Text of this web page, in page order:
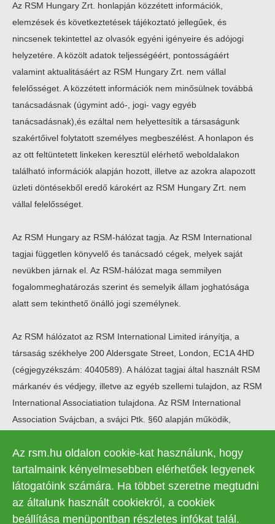
Az RSM Hungary Zrt. honlapján közzétett információk,
elemzések és következtetések tájékoztató jellegűek, és
nincsenek tekintettel az olvasók egyéni igényeire és adójogi
helyzetére. A közölt adatok teljességéért, pontosságáért
valamint aktualitásáért az RSM Hungary Zrt. nem vállal
felelősséget. A közzétett információk nem minősülnek továbbá
tanácsadásnak (úgymint adó-, jogi- vagy egyéb
tanácsadásnak),és ezáltal nem helyettesítik a társaságunk
szakértőivel folytatott személyes megbeszélést. A honlapon és
az ott feltüntetett linkeken keresztül elérhető weboldalakon
található információk alapján hozott, illetve az azokra alapozott
üzleti döntésekből eredő károkért az RSM Hungary Zrt. nem
vállal felelősséget.
Az RSM Hungary az RSM-hálózat tagja. Az RSM International
tagjai független könyvelő és tanácsadó cégek, melyek saját
nevükben járnak el. Az RSM-hálózat maga semmilyen
fogalommeghatározás szerint és semelyik állam joghatósága
alatt sem tekinthető önálló jogi személynek.
Az RSM hálózatot az RSM International Limited irányítja, a
társaság székhelye 200 Aldersgate Street, London, EC1A 4HD
(cégjegyzékszám: 4040589). A hálózat tagjai által használt RSM
márkanév és védjegy, illetve az egyéb szellemi tulajdon, az RSM
International Associatiation tulajdona. Az RSM International
Association Svájcban, a svájci Ptk. §60 alapján működik,
© 2026 RSM Hungary Zrt. | Minden jog fenntartva
Legal
Adatkezelési tájékoztató
Kapcsolat
Süti beállítások
Az rsm.hu oldalon cookie-kat használunk, hogy
tartalmaink kényelmesebben elérhetőek legyenek
látogatóink számára. Ha többet szeretne megtudni
az általunk használt cookiekról, a cookiek
beállítása menüpontban részletes infókat talál.